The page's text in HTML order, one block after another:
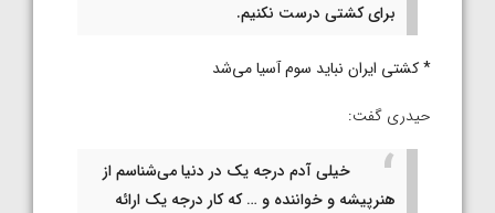
برای کشتی درست نکنیم.
* کشتی ایران نباید سوم آسیا می‌شد
حیدری گفت:
خیلی آدم درجه یک در دنیا می‌شناسم از
هنرپیشه و خواننده و … که کار درجه یک ارائه